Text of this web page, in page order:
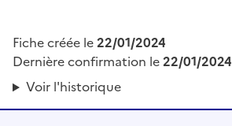
Fiche créée le22/01/2024
Dernière confirmation le22/01/2024
Voir l'historique